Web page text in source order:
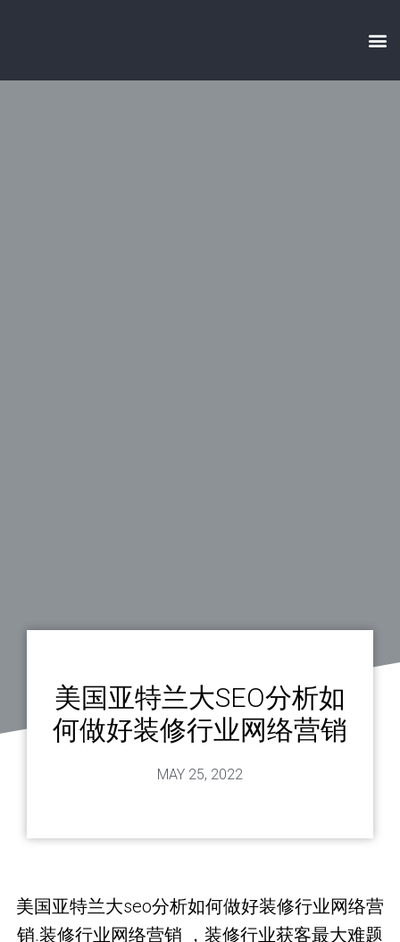
美国亚特兰大SEO分析如
何做好装修行业网络营销
MAY 25, 2022
美国亚特兰大seo分析如何做好装修行业网络营
销.装修行业网络营销 ，装修行业获客最大难题